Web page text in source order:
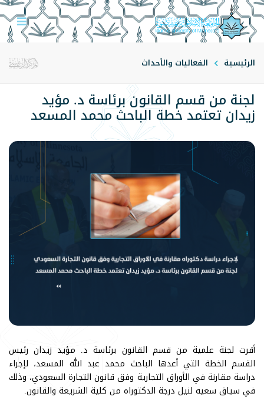
الرئيسية الفعاليات والأحداث
لجنة من قسم القانون برئاسة د. مؤيد
زيدان تعتمد خطة الباحث محمد المسعد
أقرت لجنة علمية من قسم القانون برئاسة د. مؤيد زيدان رئيس
القسم الخطة التي أعدها الباحث محمد عبد الله المسعد، لإجراء
دراسة مقارنة في الأوراق التجارية وفق قانون التجارة السعودي، وذلك
في سياق سعيه لنيل درجة الدكتوراه من كلية الشريعة والقانون.